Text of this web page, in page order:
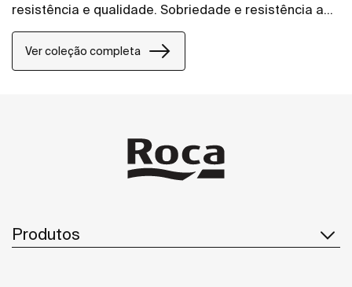
resistência e qualidade. Sobriedade e resistência ao
serviço do conforto.
Ver coleção completa
Produtos